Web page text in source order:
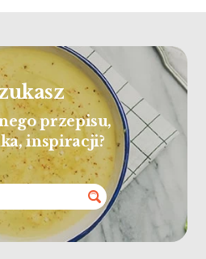
przepisu,
inspiracji?